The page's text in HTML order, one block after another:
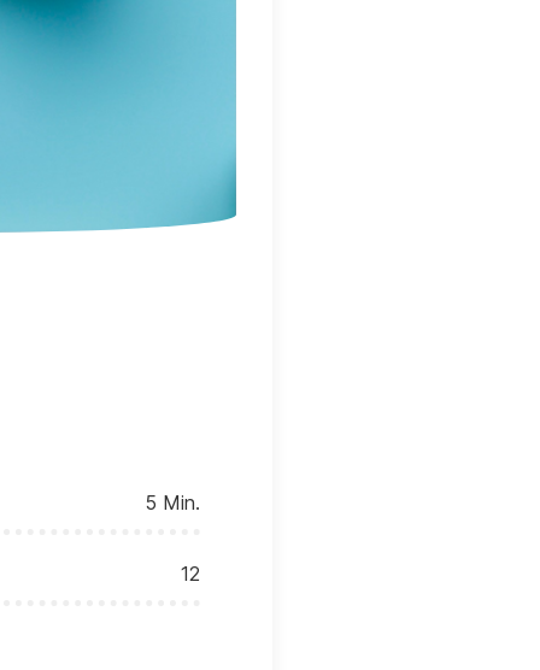
5 Min.
12